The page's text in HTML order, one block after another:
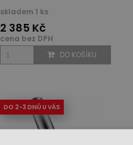
skladem 1 ks
2 385 Kč
cena bez DPH
DO KOŠÍKU
DO 2-3 DNŮ U VÁS